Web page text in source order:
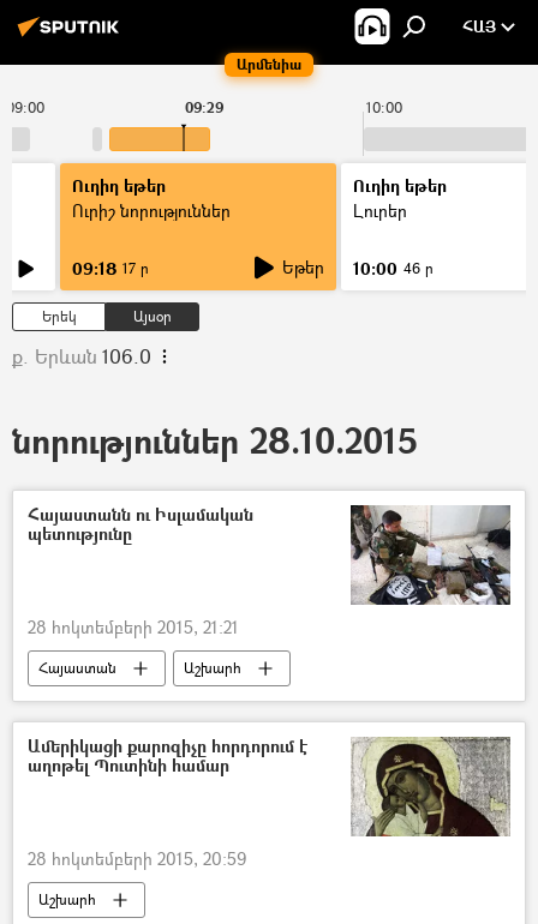
Արմենիա
ՀԱՅ
09:00 10:00
09:29
Ուղիղ եթեր
Ուրիշ նորություններ
09:18 17 ր Եթեր
Ուղիղ եթեր
Լուրեր
10:00 46 ր
Երեկ Այսօր
ք. Երևան 106.0
նորություններ 28.10.2015
Հայաստանն ու Իսլամական
պետությունը
28 հոկտեմբերի 2015, 21:21
Հայաստան Աշխարհ
Ամերիկացի քարոզիչը հորդորում է
աղոթել Պուտինի համար
28 հոկտեմբերի 2015, 20:59
Աշխարհ